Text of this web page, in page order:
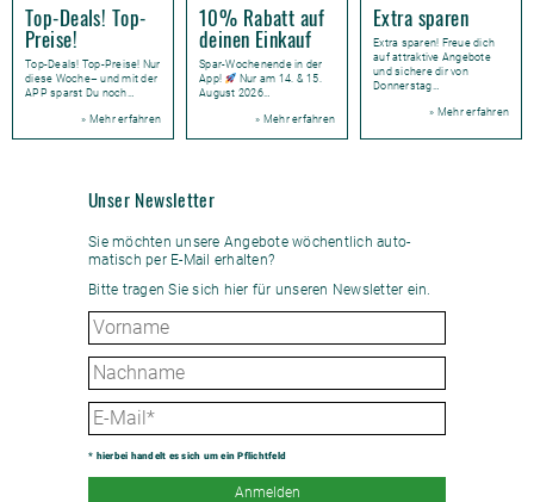
Top-Deals! Top-
Preise!
Top-Deals! Top-Preise! Nur
diese Woche– und mit der
APP sparst Du noch…
» Mehr erfahren
10% Rabatt auf
deinen Einkauf
Spar-Wochenende in der
App!
Nur am 14. & 15.
August 2026…
» Mehr erfahren
Extra sparen
Extra sparen! Freue dich
auf attraktive Angebote
und sichere dir von
Donnerstag…
» Mehr erfahren
Unser Newsletter
Sie möchten unsere Angebote wöchent­lich auto­
matisch per E-Mail erhalten?
Bitte tragen Sie sich hier für unseren Newsletter ein.
* hierbei handelt es sich um ein Pflichtfeld
Anmelden